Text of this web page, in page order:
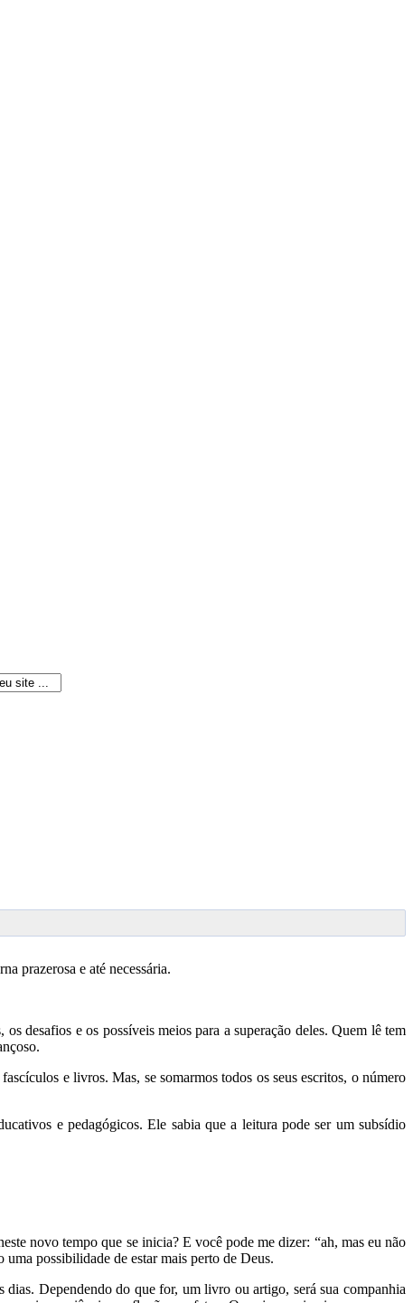
prazerosa e até necessária.
desafios e os possíveis meios para a superação deles. Quem lê tem
e livros. Mas, se somarmos todos os seus escritos, o número
e pedagógicos. Ele sabia que a leitura pode ser um subsídio
novo tempo que se inicia? E você pode me dizer: “ah, mas eu não
possibilidade de estar mais perto de Deus.
Dependendo do que for, um livro ou artigo, será sua companhia